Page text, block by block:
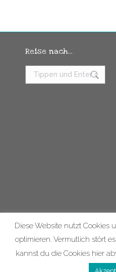
Reise nach…
Search:
Kontakt
Impressum
Datenschutzerklärung
Diese Website nutzt Cookies
optimieren. Vermutlich stört
kannst du die Cookies hier